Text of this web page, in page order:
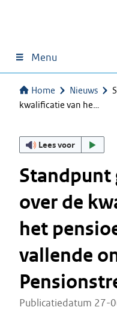
Menu
Home Nieuws
kwalificatie van he…
Lees voor
Standpunt
over de
het
vallende
Publicatiedatum 27-